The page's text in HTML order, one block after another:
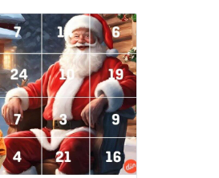
med juleaktiviteter for familien